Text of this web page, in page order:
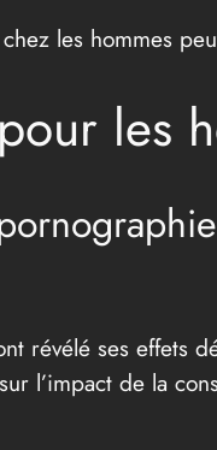
les hommes
les
révélé ses effets
l’impact de la